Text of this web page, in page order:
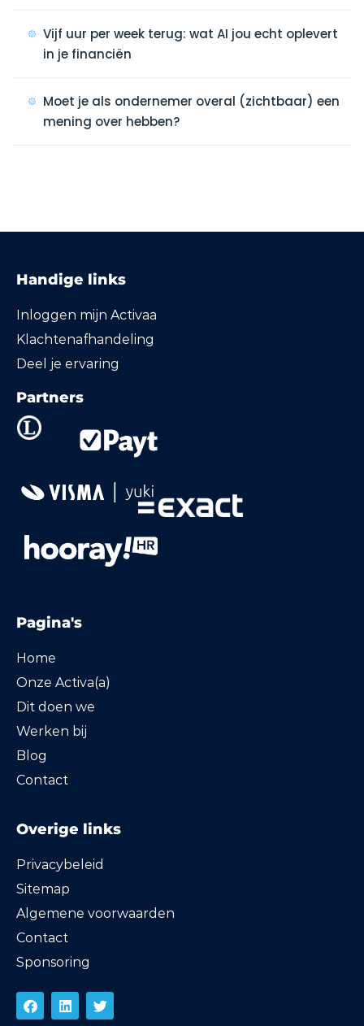
Vijf uur per week terug: wat AI jou echt oplevert
in je financiën
Moet je als ondernemer overal (zichtbaar) een
mening over hebben?
Handige links
Inloggen mijn Activaa
Klachtenafhandeling
Deel je ervaring
Partners
Pagina's
Home
Onze Activa(a)
Dit doen we
Werken bij
Blog
Contact
Overige links
Privacybeleid
Sitemap
Algemene voorwaarden
Contact
Sponsoring